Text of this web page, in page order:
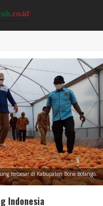
terbesar di Kabupaten Bone Bolango,
Indonesia